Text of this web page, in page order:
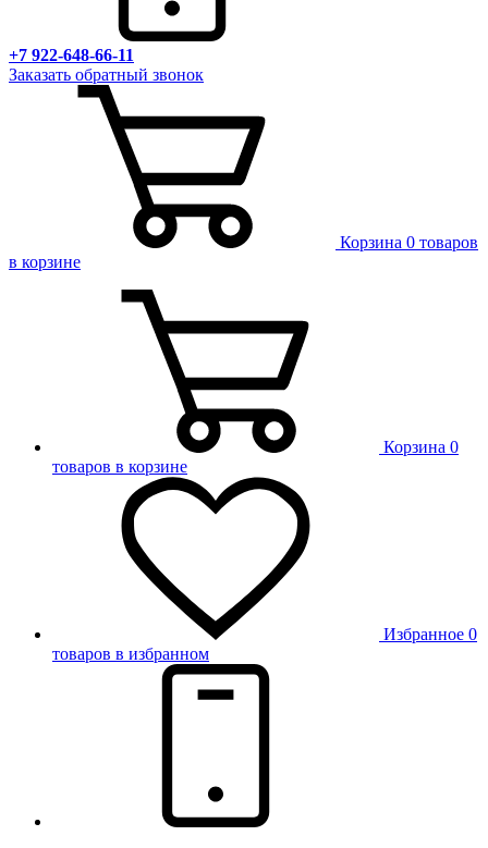
+7 922-648-66-11
Заказать обратный звонок
Корзина 0 товаров
в корзине
Корзина 0
товаров в корзине
Избранное 0
товаров в избранном